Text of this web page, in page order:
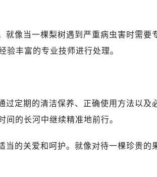
就像当一棵梨树遇到严重病虫害时需要
验丰富的专业技师进行处理。
过定期的清洁保养、正确使用方法以及
间的长河中继续精准地前行。
当的关爱和呵护。就像对待一棵珍贵的